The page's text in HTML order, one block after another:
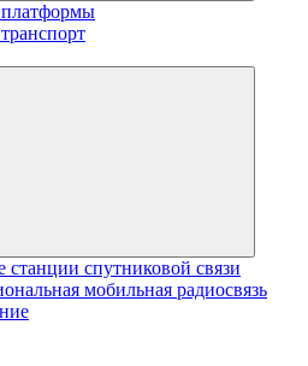
станции спутниковой связи
мобильная радиосвязь